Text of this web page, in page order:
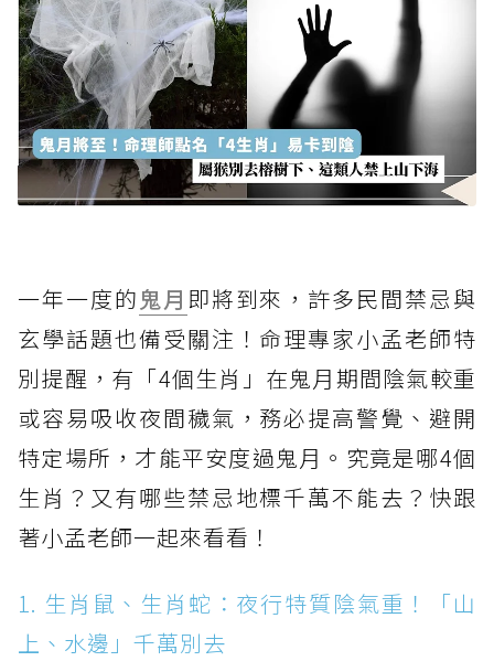
一年一度的 鬼月 即將到來，許多民間禁忌與
玄學話題也備受關注！命理專家小孟老師特
別提醒，有「4個生肖」在鬼月期間陰氣較重
或容易吸收夜間穢氣，務必提高警覺、避開
特定場所，才能平安度過鬼月。究竟是哪4個
生肖？又有哪些禁忌地標千萬不能去？快跟
著小孟老師一起來看看！
1. 生肖鼠、生肖蛇：夜行特質陰氣重！「山
上、水邊」千萬別去